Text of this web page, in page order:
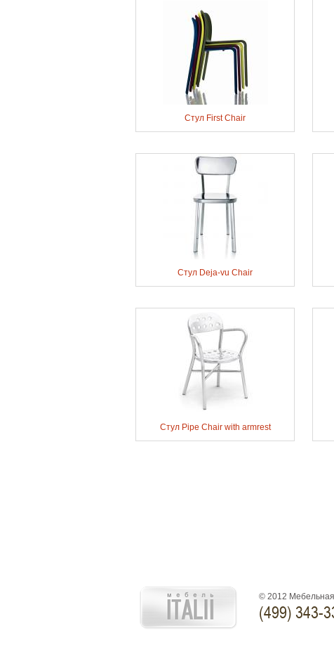
Стул First Chair
Стул Deja-vu Chair
Стул Pipe Chair with armrest
© 2012
(499) 343-